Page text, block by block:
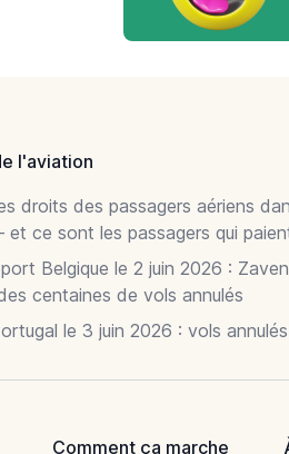
l'aviation
droits des passagers aériens
et ce sont les passagers qui
Belgique le 2 juin 2026 :
centaines de vols annulés
le 3 juin 2026 : vols
Comment ça marche